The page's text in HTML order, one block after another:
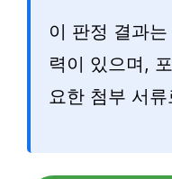
이 판정 결과
력이 있으며,
요한 첨부 서